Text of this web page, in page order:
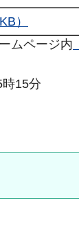
）
ムページ内
15分